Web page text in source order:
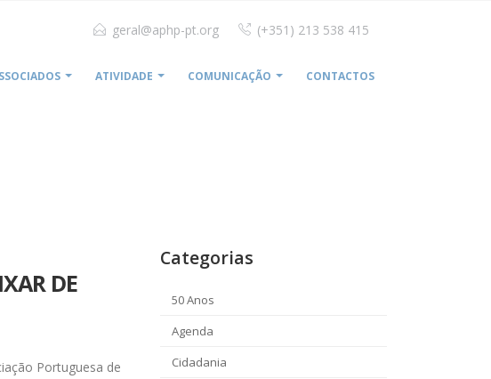
geral@aphp-pt.org (+351) 213 538 415
ATIVIDADE COMUNICAÇÃO CONTACTOS
DE
Portuguesa de
Categorias
50 Anos
Agenda
Cidadania